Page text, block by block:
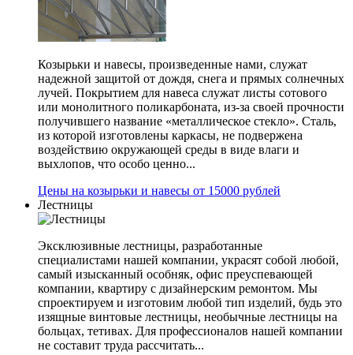
Козырьки и навесы, произведенные нами, служат
надежной защитой от дождя, снега и прямых солнечных
лучей. Покрытием для навеса служат листы сотового
или монолитного поликарбоната, из-за своей прочности
получившего название «металлическое стекло». Сталь,
из которой изготовлены каркасы, не подвержена
воздействию окружающей среды в виде влаги и
выхлопов, что особо ценно...
Цены на козырьки и навесы от 15000 рублей
Лестницы
Эксклюзивные лестницы, разработанные
специалистами нашей компании, украсят собой любой,
самый изысканный особняк, офис преуспевающей
компании, квартиру с дизайнерским ремонтом. Мы
спроектируем и изготовим любой тип изделий, будь это
изящные винтовые лестницы, необычные лестницы на
больцах, тетивах. Для профессионалов нашей компании
не составит труда рассчитать...